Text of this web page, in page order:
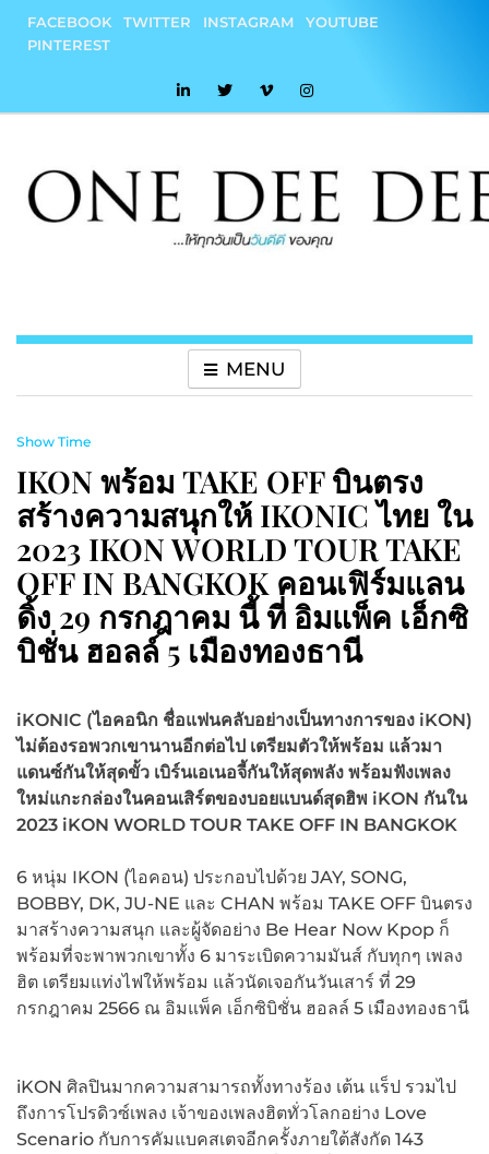
content
FACEBOOK TWITTER INSTAGRAM
YOUTUBE
PINTEREST
MENU
Show Time
IKON พร้อม TAKE OFF บินตรง
สร้างความสนุกให้ IKONIC ไทย ใน
2023 IKON WORLD TOUR TAKE
OFF IN BANGKOK คอนเฟิร์มแลน
ดิ้ง 29 กรกฎาคม นี้ ที่ อิมแพ็ค เอ็กซิ
บิชั่น ฮอลล์ 5 เมืองทองธานี
iKONIC (ไอคอนิก ชื่อแฟนคลับอย่างเป็นทางการของ iKON)
ไม่ต้องรอพวกเขานานอีกต่อไป เตรียมตัวให้พร้อม แล้วมา
แดนซ์กันให้สุดขั้ว เบิร์นเอเนอจี้กันให้สุดพลัง พร้อมฟังเพลง
ใหม่แกะกล่องในคอนเสิร์ตของบอยแบนด์สุดฮิพ iKON กันใน
2023 iKON WORLD TOUR TAKE OFF IN BANGKOK
6 หนุ่ม IKON (ไอคอน) ประกอบไปด้วย JAY, SONG,
BOBBY, DK, JU-NE และ CHAN พร้อม TAKE OFF บินตรง
มาสร้างความสนุก และผู้จัดอย่าง Be Hear Now Kpop ก็
พร้อมที่จะพาพวกเขาทั้ง 6 มาระเบิดความมันส์ กับทุกๆ เพลง
ฮิต เตรียมแท่งไฟให้พร้อม แล้วนัดเจอกันวันเสาร์ ที่ 29
กรกฎาคม 2566 ณ อิมแพ็ค เอ็กซิบิชั่น ฮอลล์ 5 เมืองทองธานี
iKON ศิลปินมากความสามารถทั้งทางร้อง เต้น แร็ป รวมไป
ถึงการโปรดิวซ์เพลง เจ้าของเพลงฮิตทั่วโลกอย่าง Love
Scenario กับการคัมแบคสเตจอีกครั้งภายใต้สังกัด 143